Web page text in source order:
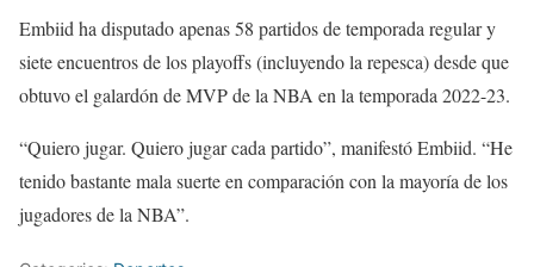
Embiid ha disputado apenas 58 partidos de temporada regular y
siete encuentros de los playoffs (incluyendo la repesca) desde que
obtuvo el galardón de MVP de la NBA en la temporada 2022-23.
“Quiero jugar. Quiero jugar cada partido”, manifestó Embiid. “He
tenido bastante mala suerte en comparación con la mayoría de los
jugadores de la NBA”.